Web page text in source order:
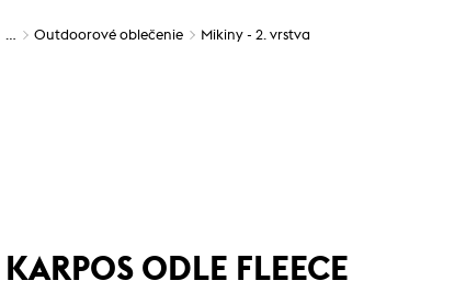
… Outdoorové oblečenie Mikiny - 2. vrstva
KARPOS ODLE FLEECE